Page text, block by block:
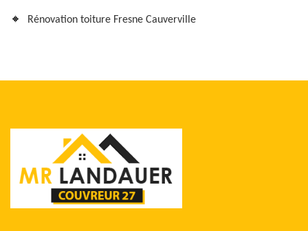
Rénovation toiture Fresne Cauverville